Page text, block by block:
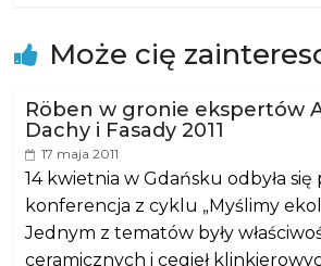
Może cię
Röben w gronie ekspertów
Dachy i Fasady 2011
17 maja 2011
14 kwietnia w Gdańsku odbyła się
konferencja z cyklu „Myślimy
Jednym z tematów były
ceramicznych i cegieł